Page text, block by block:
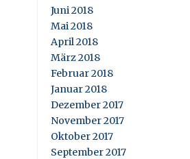
Juni 2018
Mai 2018
April 2018
März 2018
Februar 2018
Januar 2018
Dezember 2017
November 2017
Oktober 2017
September 2017